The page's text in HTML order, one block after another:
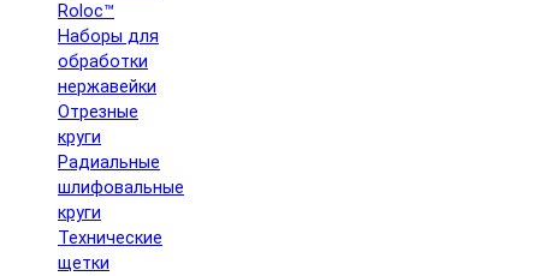
Roloc™
Наборы для
обработки
нержавейки
Отрезные
круги
Радиальные
шлифовальные
круги
Технические
щетки